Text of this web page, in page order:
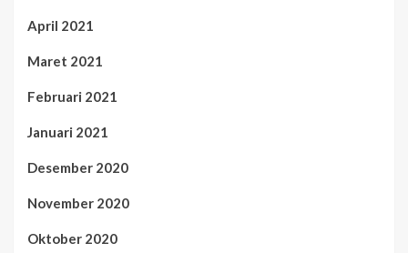
April 2021
Maret 2021
Februari 2021
Januari 2021
Desember 2020
November 2020
Oktober 2020